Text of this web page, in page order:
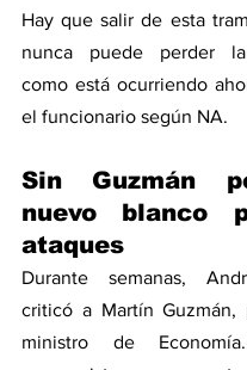
Hay que salir de esta
nunca puede perder la
como está ocurriendo
el funcionario según NA.
Sin Guzmán
nuevo blanco
ataques
Durante semanas,
criticó a Martín Guzmán,
ministro de